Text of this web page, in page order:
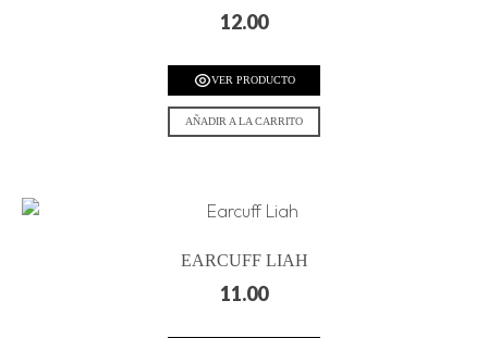
12.00
VER PRODUCTO
AÑADIR A LA CARRITO
EARCUFF LIAH
11.00